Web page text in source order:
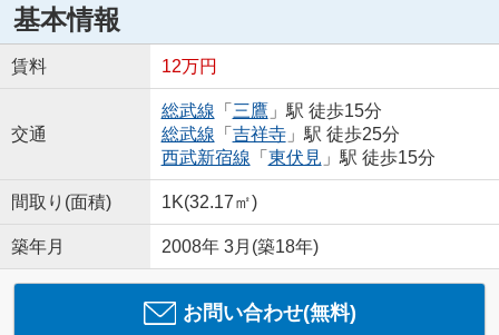
基本情報
賃料 12万円
交通
総武線 「 三鷹 」駅 徒歩15分
総武線 「 吉祥寺」駅 徒歩25分
西武新宿線 「 東伏見 」駅 徒歩15分
間取り(面積) 1K(32.17㎡)
築年月 2008年 3月(築18年)
お問い合わせ(無料)